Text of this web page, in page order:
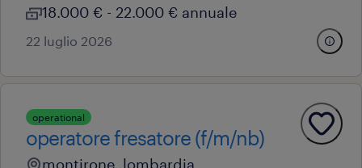
18.000 € - 22.000 € annuale
22 luglio 2026
operational
operatore fresatore (f/m/nb)
montirone, lombardia